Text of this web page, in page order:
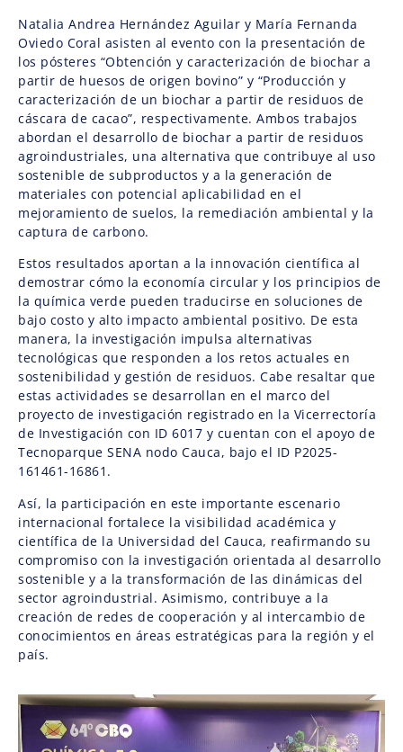
Natalia Andrea Hernández Aguilar y María Fernanda
Oviedo Coral asisten al evento con la presentación de
los pósteres “Obtención y caracterización de biochar a
partir de huesos de origen bovino” y “Producción y
caracterización de un biochar a partir de residuos de
cáscara de cacao”, respectivamente. Ambos trabajos
abordan el desarrollo de biochar a partir de residuos
agroindustriales, una alternativa que contribuye al uso
sostenible de subproductos y a la generación de
materiales con potencial aplicabilidad en el
mejoramiento de suelos, la remediación ambiental y la
captura de carbono.
Estos resultados aportan a la innovación científica al
demostrar cómo la economía circular y los principios de
la química verde pueden traducirse en soluciones de
bajo costo y alto impacto ambiental positivo. De esta
manera, la investigación impulsa alternativas
tecnológicas que responden a los retos actuales en
sostenibilidad y gestión de residuos. Cabe resaltar que
estas actividades se desarrollan en el marco del
proyecto de investigación registrado en la Vicerrectoría
de Investigación con ID 6017 y cuentan con el apoyo de
Tecnoparque SENA nodo Cauca, bajo el ID P2025-
161461-16861.
Así, la participación en este importante escenario
internacional fortalece la visibilidad académica y
científica de la Universidad del Cauca, reafirmando su
compromiso con la investigación orientada al desarrollo
sostenible y a la transformación de las dinámicas del
sector agroindustrial. Asimismo, contribuye a la
creación de redes de cooperación y al intercambio de
conocimientos en áreas estratégicas para la región y el
país.